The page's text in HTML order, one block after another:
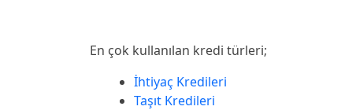
En çok kullanılan kredi türleri;
İhtiyaç Kredileri
Taşıt Kredileri